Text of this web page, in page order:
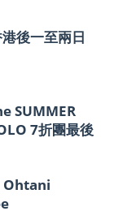
港後一至兩日
SUMMER
7折團最後
Ohtani